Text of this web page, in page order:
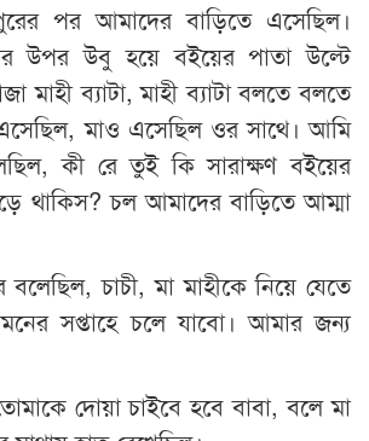
পর আমাদের বাড়িতে এসেছিল।
উপর উবু হয়ে বইয়ের পাতা উল্টে
মাহী ব্যাটা, মাহী ব্যাটা বলতে বলতে
মাও এসেছিল ওর সাথে। আমি
কী রে তুই কি সারাক্ষণ বইয়ের
থাকিস? চল আমাদের বাড়িতে আম্মা
বলেছিল, চাচী, মা মাহীকে নিয়ে যেতে
সপ্তাহে চলে যাবো। আমার জন্য
দোয়া চাইবে হবে বাবা, বলে মা